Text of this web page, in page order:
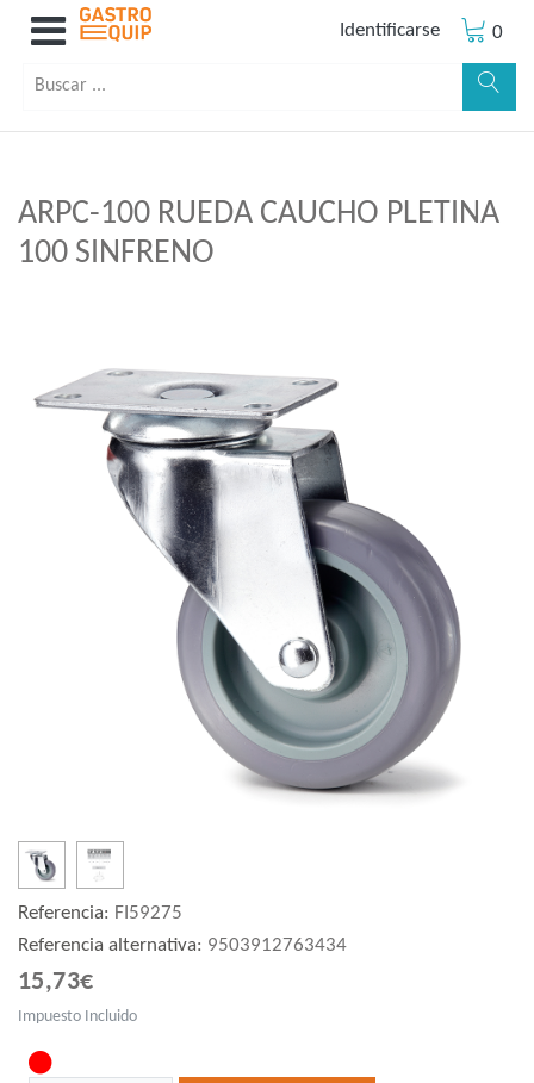
Identificarse 0
ARPC-100 RUEDA CAUCHO PLETINA
100 SINFRENO
Referencia: FI59275
Referencia alternativa: 9503912763434
15,73€
Impuesto Incluido